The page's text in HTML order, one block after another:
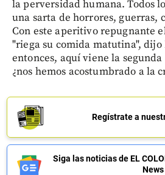
la perversidad humana. Todos
una sarta de horrores, guerras,
Con este aperitivo repugnante
"riega su comida matutina",
entonces, aquí viene la
¿nos hemos acostumbrado a la
Regístrate a
Siga las noticias de EL
News